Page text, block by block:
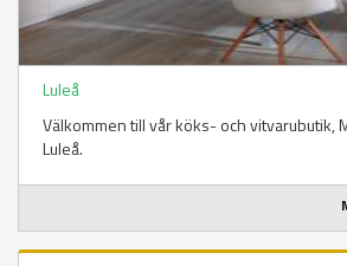
Luleå
Välkommen till vår köks- och vitvarubutik,
Luleå.